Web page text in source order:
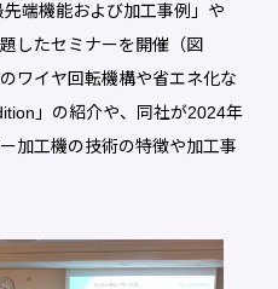
端機能および加工事例」や
したセミナーを開催（図
ワイヤ回転機構や省エネ化な
」の紹介や、同社が2024年
加工機の技術の特徴や加工事